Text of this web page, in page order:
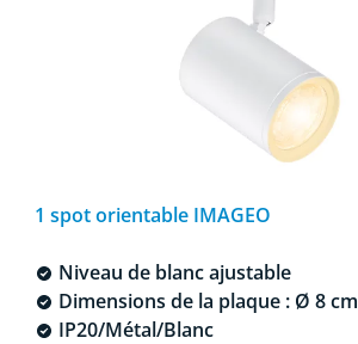
1 spot orientable IMAGEO
Niveau de blanc ajustable
Dimensions de la plaque : Ø 8 cm
IP20/Métal/Blanc